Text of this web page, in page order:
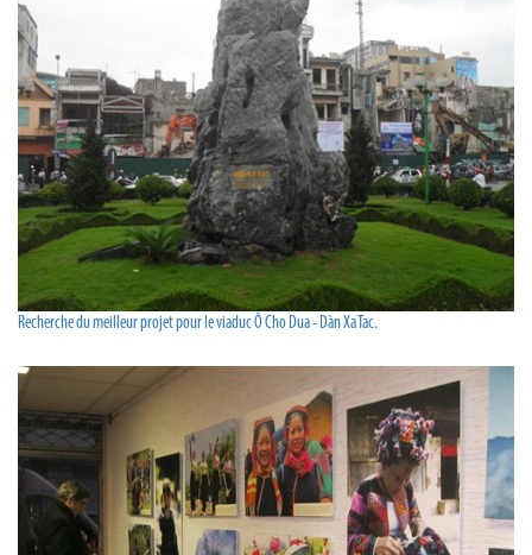
Recherche du meilleur projet pour le viaduc Ô Cho Dua - Dàn Xa Tac.